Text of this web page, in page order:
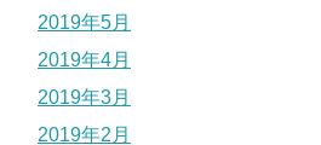
2019年5月
2019年4月
2019年3月
2019年2月